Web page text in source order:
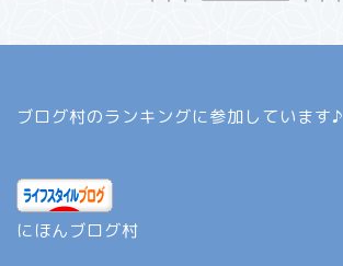
ブログ村のランキングに参加しています♪
にほんブログ村